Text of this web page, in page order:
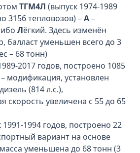
ТГМ4Л (выпуск 1974-1989
3156 тепловозов) –А–
Лёгкий. Здесь изменён
балласт уменьшен всего до 3
– 68 тонн)
2017 годов, построено 1085
– модификация, установлен
(814 л.с.),
скорость увеличена с 55 до 65
1991-1994 годов, построено 22
вариант на основе
уменьшена до 68 тонн (3